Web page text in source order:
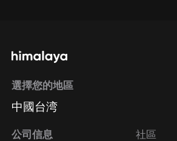
選擇您的地區
中國台湾
公司信息 社區